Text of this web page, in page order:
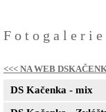
<<< NA WEB
DS Kačenka - mix